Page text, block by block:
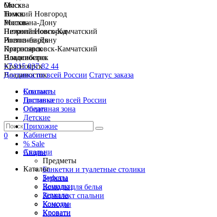
Москва
Нижний Новгород
Ростов-на-Дону
Петропавловск-Камчатский
Новосибирск
Красноярск
Владивосток
+7 915 037 82 44
Доставка по всей России Статус заказа
Спальни
Гостиные
Обеденная зона
Детские
Прихожие
Кабинеты
% Sale
Акции
Каталог
Буфеты
Вешалки
Зеркала
Комоды
Кровати
Омск
Томск
Москва
Нижний Новгород
Ростов-на-Дону
Петропавловск-Камчатский
Новосибирск
Красноярск
Владивосток
Контакты
Доставка по всей России
Оплата
0
Спальни
Предметы
Банкетки и туалетные столики
Зеркала
Комоды для белья
Комплект спальни
Консоли
Кровати